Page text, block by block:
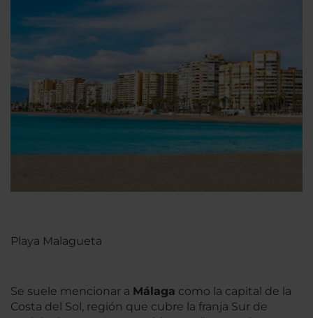
Playa Malagueta
Se suele mencionar a Málaga como la capital de la
Costa del Sol, región que cubre la franja Sur de